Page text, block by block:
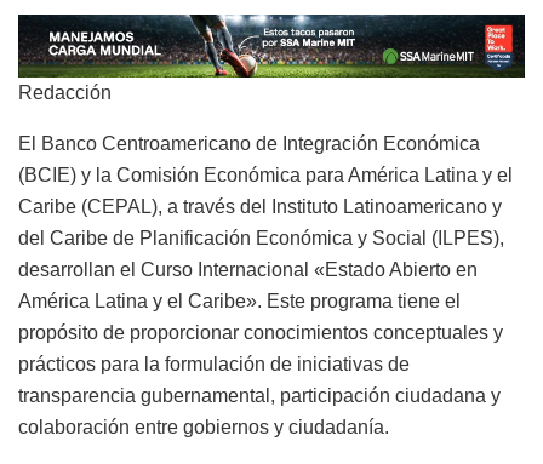
Redacción
El Banco Centroamericano de Integración Económica
(BCIE) y la Comisión Económica para América Latina y el
Caribe (CEPAL), a través del Instituto Latinoamericano y
del Caribe de Planificación Económica y Social (ILPES),
desarrollan el Curso Internacional «Estado Abierto en
América Latina y el Caribe». Este programa tiene el
propósito de proporcionar conocimientos conceptuales y
prácticos para la formulación de iniciativas de
transparencia gubernamental, participación ciudadana y
colaboración entre gobiernos y ciudadanía.